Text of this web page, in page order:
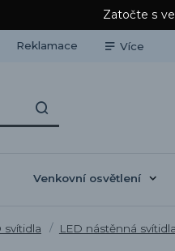
Zatočte s
Reklamace Více
Venkovní osvětlení
svítidla LED nástěnná svítidla